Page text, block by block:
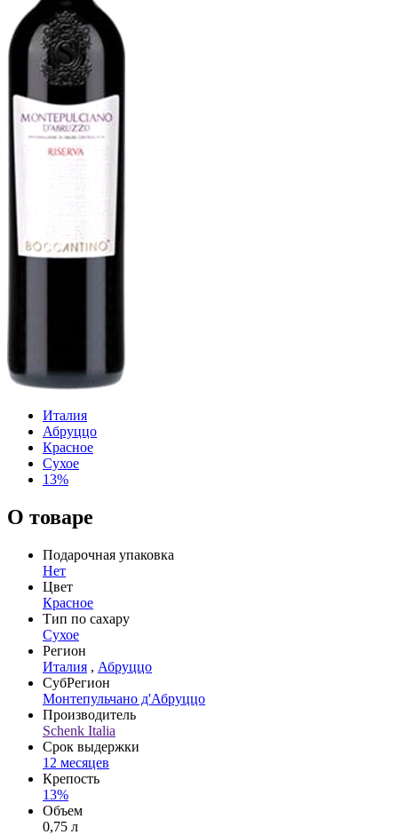
Италия
Абруццо
Красное
Сухое
13%
О товаре
Подарочная упаковка
Нет
Цвет
Красное
Тип по сахару
Сухое
Регион
Италия , Абруццо
СубРегион
Монтепульчано д'Абруццо
Производитель
Schenk Italia
Срок выдержки
12 месяцев
Крепость
13%
Объем
0,75 л